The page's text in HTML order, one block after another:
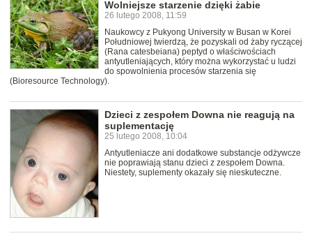
Wolniejsze starzenie dzięki żabie
26 lutego 2008, 11:59
Naukowcy z Pukyong University w Busan w Korei
Południowej twierdzą, że pozyskali od żaby ryczącej
(Rana catesbeiana) peptyd o właściwościach
antyutleniających, który można wykorzystać u ludzi
do spowolnienia procesów starzenia się
(Bioresource Technology).
Dzieci z zespołem Downa nie reagują na
suplementację
25 lutego 2008, 10:04
Antyutleniacze ani dodatkowe substancje odżywcze
nie poprawiają stanu dzieci z zespołem Downa.
Niestety, suplementy okazały się nieskuteczne.